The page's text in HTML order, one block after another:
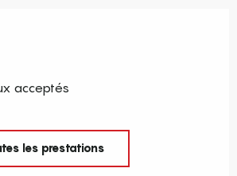
acceptés
les prestations